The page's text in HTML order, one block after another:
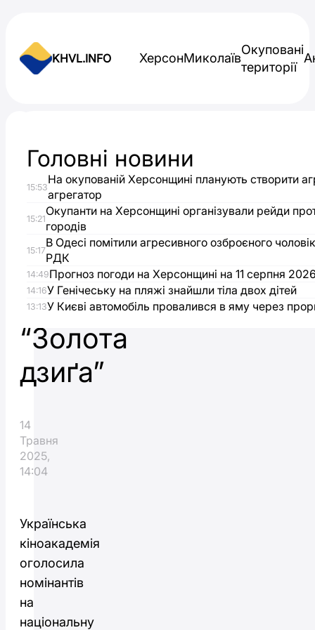
KHVL.INFO ХерсонМиколаїв
Окуповані
території
Херсонці
серед
номінантів
на
кінопремію
“Золота
дзиґа”
14
Травня
2025,
14:04
Українська
кіноакадемія
оголосила
номінантів
на
національну
Головні новини
15:53
На окупованій Херсонщині планують створити
агрегатор
15:21
Окупанти на Херсонщині організували рейди
городів
15:17
В Одесі помітили агресивного озброєного
РДК
14:49Прогноз погоди на Херсонщині на 11 серпня
14:16У Генічеську на пляжі знайшли тіла двох дітей
13:13У Києві автомобіль провалився в яму через